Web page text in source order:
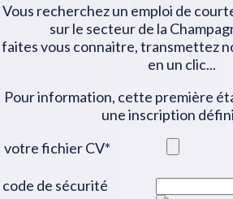
Vous recherchez un emploi de
sur le secteur de la
faites vous connaitre, transmettez
en un clic...
Pour information, cette première
une inscription
votre fichier CV*
code de sécurité